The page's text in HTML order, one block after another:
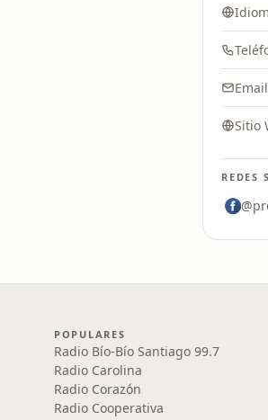
Email
Sitio
REDES
POPULARES
Radio Bío-Bío Santiago 99.7
Radio Carolina
Radio Corazón
Radio Cooperativa